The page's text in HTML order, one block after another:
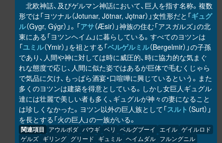
北欧神話、及びゲルマン神話において、巨人を指す名称。複数
形では「ヨツナル（Jotunar, Jötnar, Jǫtnar）」女性形だと「ギュグ
ル（Gygr, Gýgr）」。「アサ（Æsir）」神族の住む「アスガルズ」の北
東にある「ヨツンヘイム」に暮らしている。すべてのヨツンは
「ユミル（Ymir）」を祖とする「ベルゲルミル（Bergelmir）」の子孫
であり、人間や神に対しては時に威圧的、時に協力的な気まぐ
れな態度で応じ、人間に似た姿ではあるが巨体で毛むくじゃら
で気品に欠け、もっぱら酒宴・口喧嘩に興じているという。また
多くのヨツンは建築を得意としている。しかし女巨人ギュグル
達には壮麗で美しい者も多く、ギュグルが神々の妻になること
は珍しくなかった。ヨツン以外の巨人族として「スルト （Surt）」
を長とする「火の巨人」の一族がいる。
関連項目 アウルボダ バウギ ベリ ベルグブーイ エイル ゲイルロド
ゲルズ ギリング グリード ギュミル ヘイムダル フルングニル